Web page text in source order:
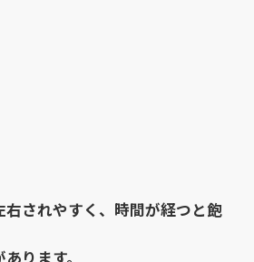
されやすく、時間が経つと飽
ります。